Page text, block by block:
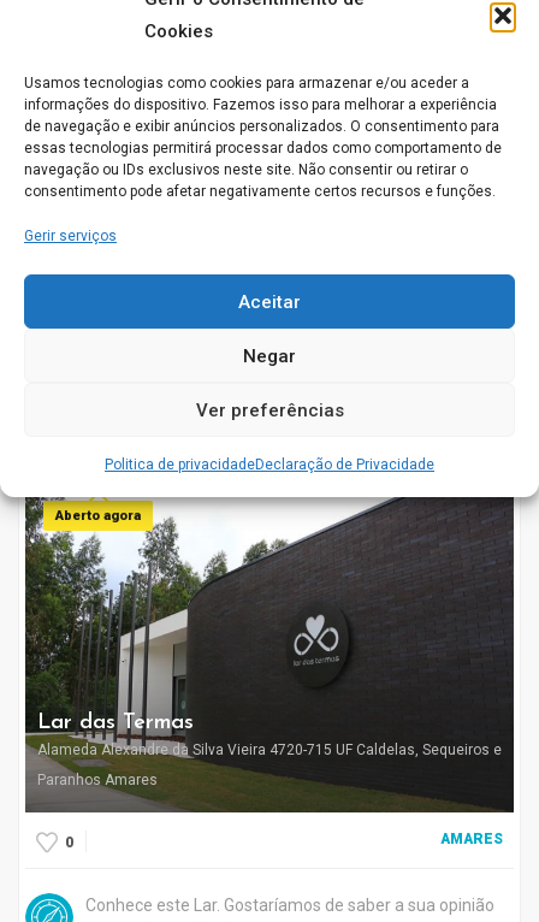
Cookies
Usamos tecnologias como cookies para armazenar e/ou aceder a
informações do dispositivo. Fazemos isso para melhorar a experiência
de navegação e exibir anúncios personalizados. O consentimento para
essas tecnologias permitirá processar dados como comportamento de
navegação ou IDs exclusivos neste site. Não consentir ou retirar o
consentimento pode afetar negativamente certos recursos e funções.
Gerir serviços
Aceitar
Negar
Ver preferências
Politica de privacidadeDeclaração de Privacidade
Casa da Alegria
acerca do seu funcionamento
Aberto agora
Lar das Termas
Alameda Alexandre da Silva Vieira 4720-715 UF Caldelas, Sequeiros e
Paranhos Amares
0 AMARES
Conhece este Lar. Gostaríamos de saber a sua opinião